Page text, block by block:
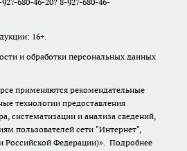
16+.
и обработки персональных данных
применяются рекомендательные
технологии предоставления
систематизации и анализа сведений,
пользователей сети "Интернет",
Российской Федерации)». Подробнее